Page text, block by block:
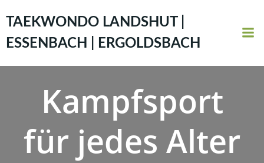
Inhalt
springen
TAEKWONDO LANDSHUT |
ESSENBACH | ERGOLDSBACH
Kampfsport
für jedes Alter